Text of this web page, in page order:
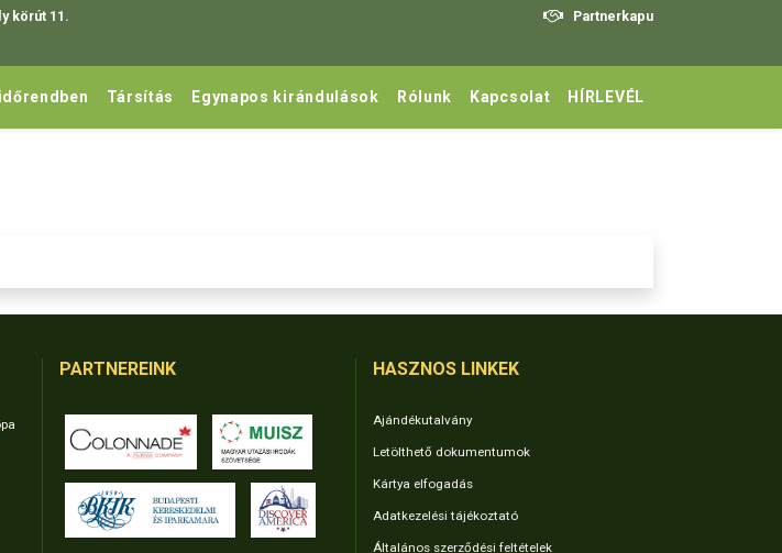
körút 11.
Partnerkapu
Társítás Egynapos kirándulások Rólunk Kapcsolat HÍRLEVÉL
PARTNEREINK HASZNOS LINKEK
Ajándékutalvány
Letölthető dokumentumok
Kártya elfogadás
Adatkezelési tájékoztató
Általános szerződési feltételek